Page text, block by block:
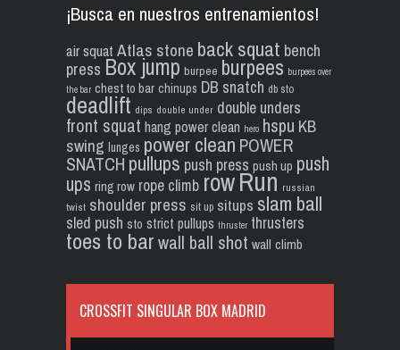
¡Busca en nuestros entrenamientos!
air squat Atlas stone back squat bench
press Box jump burpee burpees burpees over
the bar chest to bar chinups DB snatch db sto
deadlift dips double under double unders
front squat hang power clean hero hspu KB
swing lunges power clean POWER
SNATCH pullups push press push up push
ups ring row rope climb rowRun russian
twist shoulder press sit up situps slam ball
sled push sto strict pullups thruster thrusters
toes to barwall ball shot wall climb
CROSSFIT SINGULAR BOX MADRID